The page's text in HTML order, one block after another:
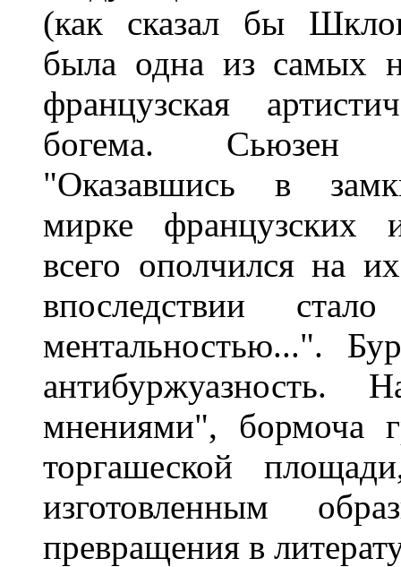
(как сказал бы
была одна из самых
французская
богема. Сьюзен
"Оказавшись в
мирке французских
всего ополчился на
впоследствии
ментальностью...".
антибуржуазность.
мнениями", бормоча
торгашеской
изготовленным
превращения в